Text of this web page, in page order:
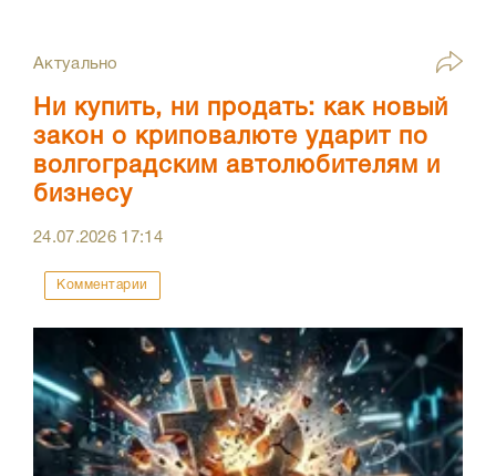
Актуально
Ни купить, ни продать: как новый
закон о криповалюте ударит по
волгоградским автолюбителям и
бизнесу
24.07.2026 17:14
Комментарии